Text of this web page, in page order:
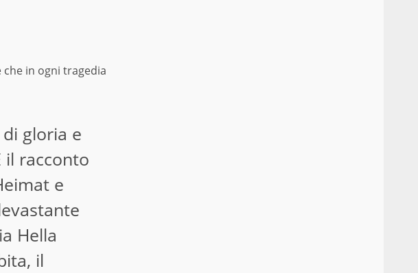
in ogni tragedia
gloria e
il racconto
e
Hella
il